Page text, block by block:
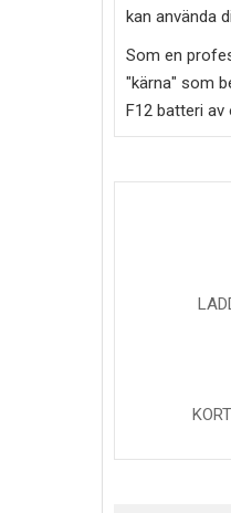
kan använda
Som en
"kärna" som
F12 batteri av